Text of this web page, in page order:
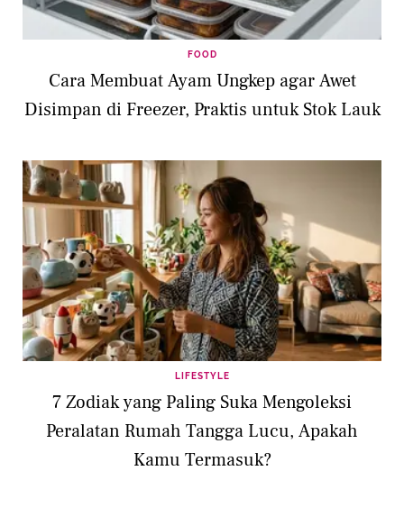
FOOD
Cara Membuat Ayam Ungkep agar Awet
Disimpan di Freezer, Praktis untuk Stok Lauk
LIFESTYLE
7 Zodiak yang Paling Suka Mengoleksi
Peralatan Rumah Tangga Lucu, Apakah
Kamu Termasuk?